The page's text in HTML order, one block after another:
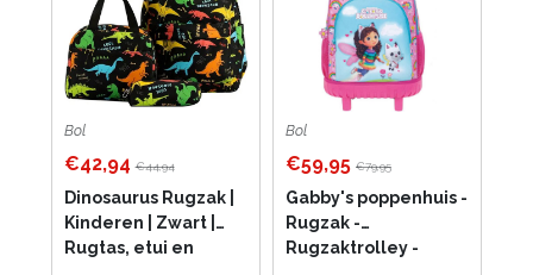
Bol
€42,94€44,94
Dinosaurus Rugzak |
Kinderen | Zwart |
Rugtas, etui en
Bol
€59,95 €79,95
Gabby's poppenhuis -
Rugzak -
Rugzaktrolley -